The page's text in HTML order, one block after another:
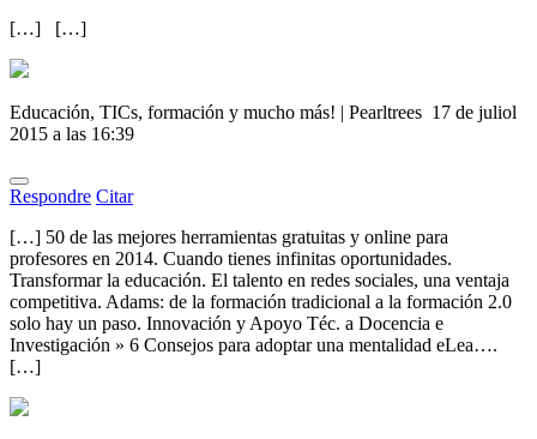
[…] […]
Educación, TICs, formación y mucho más! | Pearltrees 17 de juliol
2015 a las 16:39
Respondre Citar
[…] 50 de las mejores herramientas gratuitas y online para
profesores en 2014. Cuando tienes infinitas oportunidades.
Transformar la educación. El talento en redes sociales, una ventaja
competitiva. Adams: de la formación tradicional a la formación 2.0
solo hay un paso. Innovación y Apoyo Téc. a Docencia e
Investigación » 6 Consejos para adoptar una mentalidad eLea….
[…]